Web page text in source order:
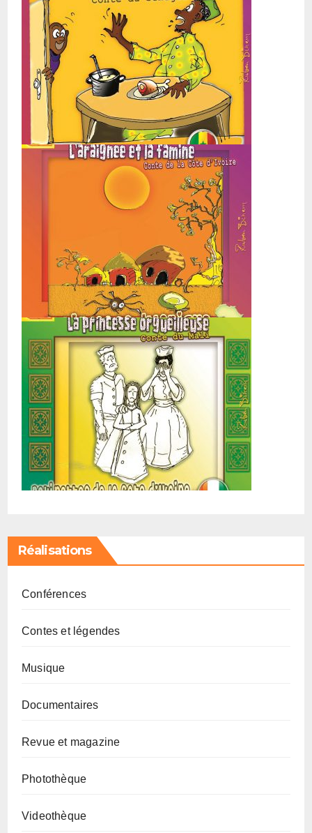
Réalisations
Conférences
Contes et légendes
Musique
Documentaires
Revue et magazine
Photothèque
Videothèque